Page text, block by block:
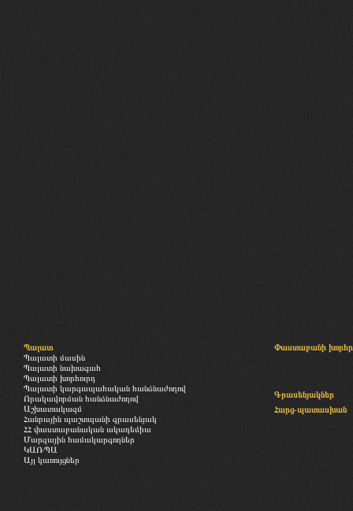
Պալատ
Պալատի մասին
Պալատի նախագահ
Պալատի խորհուրդ
Պալատի կարգապահական հանձնաժողով
Որակավորման հանձնաժողով
Աշխատակազմ
Հանրային պաշտպանի գրասենյակ
ՀՀ փաստաբանական ակադեմիա
Մարզային համակարգողներ
ԿԱՌՊԱ
Այլ կառույցներ
Փաստաբանի
Գրասենյակներ
Հարց-պատասխան